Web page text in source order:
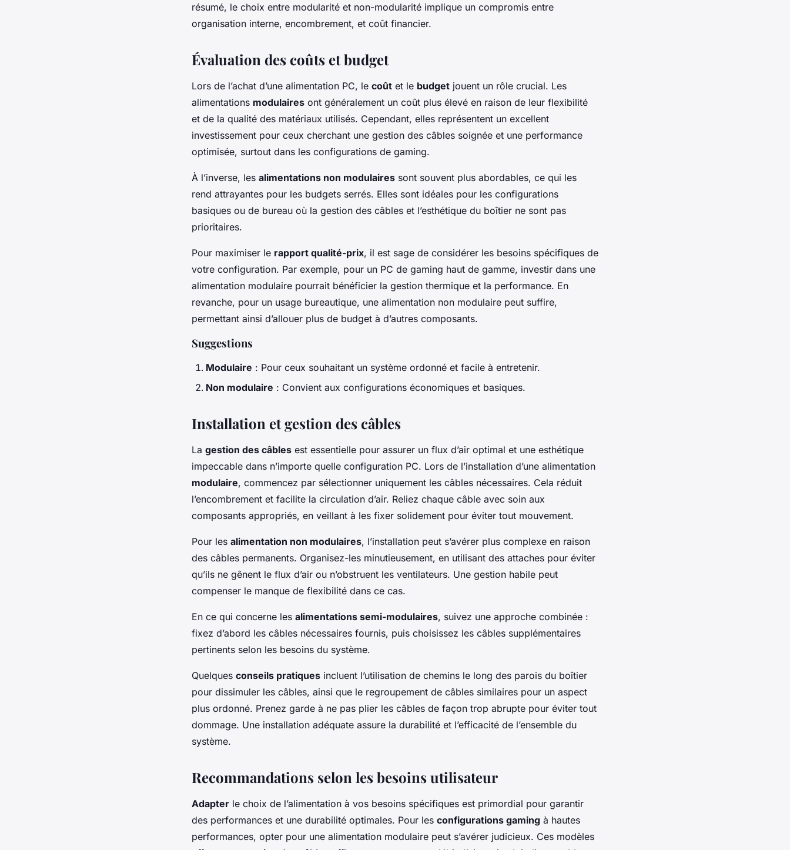
résumé, le choix entre modularité et non-modularité implique un compromis entre
organisation interne, encombrement, et coût financier.
Évaluation des coûts et budget
Lors de l’achat d’une alimentation PC, le coût et le budget jouent un rôle crucial. Les
alimentations modulaires ont généralement un coût plus élevé en raison de leur flexibilité
et de la qualité des matériaux utilisés. Cependant, elles représentent un excellent
investissement pour ceux cherchant une gestion des câbles soignée et une performance
optimisée, surtout dans les configurations de gaming.
À l’inverse, les alimentations non modulaires sont souvent plus abordables, ce qui les
rend attrayantes pour les budgets serrés. Elles sont idéales pour les configurations
basiques ou de bureau où la gestion des câbles et l’esthétique du boîtier ne sont pas
prioritaires.
Pour maximiser le rapport qualité-prix, il est sage de considérer les besoins spécifiques de
votre configuration. Par exemple, pour un PC de gaming haut de gamme, investir dans une
alimentation modulaire pourrait bénéficier la gestion thermique et la performance. En
revanche, pour un usage bureautique, une alimentation non modulaire peut suffire,
permettant ainsi d’allouer plus de budget à d’autres composants.
Suggestions
Modulaire : Pour ceux souhaitant un système ordonné et facile à entretenir.
Non modulaire : Convient aux configurations économiques et basiques.
Installation et gestion des câbles
La gestion des câbles est essentielle pour assurer un flux d’air optimal et une esthétique
impeccable dans n’importe quelle configuration PC. Lors de l’installation d’une alimentation
modulaire, commencez par sélectionner uniquement les câbles nécessaires. Cela réduit
l’encombrement et facilite la circulation d’air. Reliez chaque câble avec soin aux
composants appropriés, en veillant à les fixer solidement pour éviter tout mouvement.
Pour les alimentation non modulaires, l’installation peut s’avérer plus complexe en raison
des câbles permanents. Organisez-les minutieusement, en utilisant des attaches pour éviter
qu’ils ne gênent le flux d’air ou n’obstruent les ventilateurs. Une gestion habile peut
compenser le manque de flexibilité dans ce cas.
En ce qui concerne les alimentations semi-modulaires, suivez une approche combinée :
fixez d’abord les câbles nécessaires fournis, puis choisissez les câbles supplémentaires
pertinents selon les besoins du système.
Quelques conseils pratiques incluent l’utilisation de chemins le long des parois du boîtier
pour dissimuler les câbles, ainsi que le regroupement de câbles similaires pour un aspect
plus ordonné. Prenez garde à ne pas plier les câbles de façon trop abrupte pour éviter tout
dommage. Une installation adéquate assure la durabilité et l’efficacité de l’ensemble du
système.
Recommandations selon les besoins utilisateur
Adapter le choix de l’alimentation à vos besoins spécifiques est primordial pour garantir
des performances et une durabilité optimales. Pour les configurations gaming à hautes
performances, opter pour une alimentation modulaire peut s’avérer judicieux. Ces modèles